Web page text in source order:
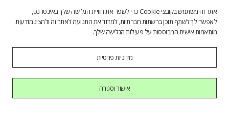
התכנים באתר נועדו לספק מידע כללי לציבור הרחב. אין לראות בהם תחליף
במידע הינו על אחריות המשתמש בלבד.
אתר זה משתמש בקובצי Cookie כדי לשפר את חוויית הגלישה שלך באינטרנט,
לאפשר לך לשתף תוכן ברשתות חברתיות, למדוד את התנועה לאתר זה ולהציג מודעות
מותאמות אישית המבוססות על פעילות הגלישה שלך.
מדיניות פרטיות
אישור וסגירה